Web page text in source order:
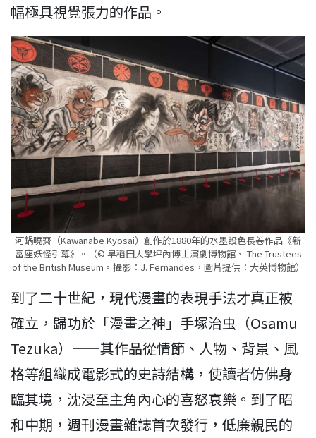
幅極具視覺張力的作品。
河鍋曉齋（Kawanabe Kyōsai）創作於1880年的水墨設色長卷作品《新
富座妖怪引幕》。（© 早稻田大學坪內博士演劇博物館、 The Trustees
of the British Museum。攝影：J. Fernandes，圖片提供：大英博物館）
到了二十世紀，現代漫畫的表現手法才真正被
確立，歸功於「漫畫之神」手塚治虫（Osamu
Tezuka）——其作品從情節、人物、背景、風
格等組織成電影式的史詩結構，使讀者仿佛身
臨其境，沈浸至主角內心的喜怒哀樂。到了昭
和中期，週刊漫畫雜誌首次發行，低廉親民的